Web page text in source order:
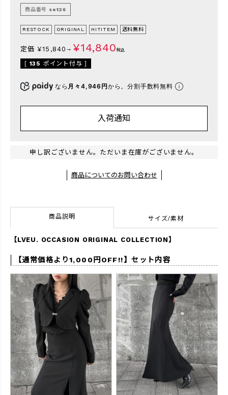
商品番号 set26
RESTOCK ORIGINAL HITITEM 送料無料
定価 ¥15,840 → ¥14,840 税込
[ 135 ポイント付与 ]
なら 月々4,946円から。分割手数料無料
入荷通知
申し訳ございません。ただいま在庫がございません。
商品についてのお問い合わせ
商品説明 サイズ/素材
【LVEU. OCCASION ORIGINAL COLLECTION】
【通常価格より1,000円OFF!!】セット内容